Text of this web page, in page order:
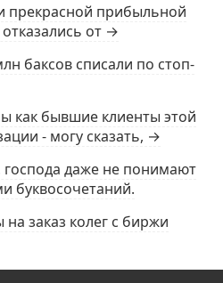
прекрасной прибыльной
от →
баксов списали по стоп-
как бывшие клиенты этой
- могу сказать, →
господа даже не понимают
буквосочетаний.
заказ колег с биржи